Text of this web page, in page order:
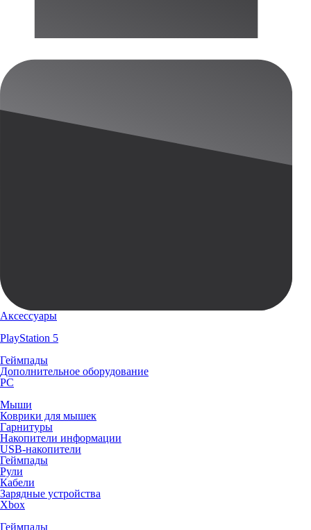
Аксессуары
PlayStation 5
Геймпады
Дополнительное оборудование
PC
Мыши
Коврики для мышек
Гарнитуры
Накопители информации
USB-накопители
Геймпады
Рули
Кабели
Зарядные устройства
Xbox
Геймпады